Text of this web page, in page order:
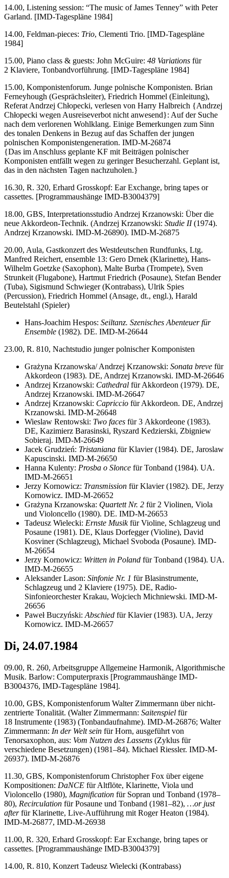
14.00, Listening session: “The music of James Tenney” with Peter
Garland. [IMD-Tagespläne 1984]
14.00, Feldman-pieces: Trio, Clementi Trio. [IMD-Tagespläne
1984]
15.00, Piano class & guests: John McGuire: 48 Variations für
2 Klaviere, Tonbandvorführung. [IMD-Tagespläne 1984]
15.00, Komponistenforum. Junge polnische Komponisten. Brian
Ferneyhough (Gesprächsleiter), Friedrich Hommel (Einleitung),
Referat Andrzej Chłopecki, verlesen von Harry Halbreich {Andrzej
Chłopecki wegen Ausreiseverbot nicht anwesend}: Auf der Suche
nach dem verlorenen Wohlklang. Einige Bemerkungen zum Sinn
des tonalen Denkens in Bezug auf das Schaffen der jungen
polnischen Komponistengeneration. IMD-M-26874
{Das im Anschluss geplante KF mit Beiträgen polnischer
Komponisten entfällt wegen zu geringer Besucherzahl. Geplant ist,
das in den nächsten Tagen nachzuholen.}
16.30, R. 320, Erhard Grosskopf: Ear Exchange, bring tapes or
cassettes. [Programmaushänge IMD-B3004379]
18.00, GBS, Interpretationsstudio Andrzej Krzanowski: Über die
neue Akkordeon-Technik. (Andrzej Krzanowski: Studie II(1974).
Andrzej Krzanowski. IMD-M-26890). IMD-M-26875
20.00, Aula, Gastkonzert des Westdeutschen Rundfunks, Ltg.
Manfred Reichert, ensemble 13: Gero Drnek (Klarinette), Hans-
Wilhelm Goetzke (Saxophon), Malte Burba (Trompete), Sven
Strunkeit (Flugabone), Hartmut Friedrich (Posaune), Stefan Bender
(Tuba), Sigismund Schwieger (Kontrabass), Ulrik Spies
(Percussion), Friedrich Hommel (Ansage, dt., engl.), Harald
Beutelstahl (Spieler)
Hans-Joachim Hespos: Seiltanz. Szenisches Abenteuer für
Ensemble (1982). DE. IMD-M-26644
23.00, R. 810, Nachtstudio junger polnischer Komponisten
Grażyna Krzanowska/ Andrzej Krzanowski: Sonata breve für
Akkordeon (1983). DE, Andrzej Krzanowski. IMD-M-26646
Andrzej Krzanowski: Cathedral für Akkordeon (1979). DE,
Andrzej Krzanowski. IMD-M-26647
Andrzej Krzanowski: Capriccio für Akkordeon. DE, Andrzej
Krzanowski. IMD-M-26648
Wieslaw Rentowski: Two faces für 3 Akkordeone (1983).
DE, Kazimierz Barasinski, Ryszard Kedzierski, Zbigniew
Sobieraj. IMD-M-26649
Jacek Grudzień: Tristaniana für Klavier (1984). DE, Jaroslaw
Kapuscinski. IMD-M-26650
Hanna Kulenty: Prosba o Slonce für Tonband (1984). UA.
IMD-M-26651
Jerzy Kornowicz: Transmission für Klavier (1982). DE, Jerzy
Kornowicz. IMD-M-26652
Grażyna Krzanowska: Quartett Nr. 2 für 2 Violinen, Viola
und Violoncello (1980). DE. IMD-M-26653
Tadeusz Wielecki: Ernste Musikfür Violine, Schlagzeug und
Posaune (1981). DE, Klaus Dorfegger (Violine), David
Kosviner (Schlagzeug), Michael Svoboda (Posaune). IMD-
M-26654
Jerzy Kornowicz: Written in Poland für Tonband (1984). UA.
IMD-M-26655
Aleksander Lason: Sinfonie Nr. 1 für Blasinstrumente,
Schlagzeug und 2 Klaviere (1975). DE, Radio-
Sinfonieorchester Krakau, Wojciech Michniewski. IMD-M-
26656
Paweł Buczyński: Abschied für Klavier (1983). UA, Jerzy
Kornowicz. IMD-M-26657
Di, 24.07.1984
09.00, R. 260, Arbeitsgruppe Allgemeine Harmonik, Algorithmische
Musik. Barlow: Computerpraxis [Programmaushänge IMD-
B3004376, IMD-Tagespläne 1984].
10.00, GBS, Komponistenforum Walter Zimmermann über nicht-
zentrierte Tonalität. (Walter Zimmermann: Saitenspiel für
18 Instrumente (1983) (Tonbandaufnahme). IMD-M-26876; Walter
Zimmermann: In der Welt sein für Horn, ausgeführt von
Tenorsaxophon, aus: Vom Nutzen des Lassens (Zyklus für
verschiedene Besetzungen) (1981–84). Michael Riessler. IMD-M-
26937). IMD-M-26876
11.30, GBS, Komponistenforum Christopher Fox über eigene
Kompositionen: DaNCE für Altflöte, Klarinette, Viola und
Violoncello (1980), Magnification für Sopran und Tonband (1978–
80), Recirculation für Posaune und Tonband (1981–82), …or just
afterfür Klarinette, Live-Aufführung mit Roger Heaton (1984).
IMD-M-26877, IMD-M-26938
11.00, R. 320, Erhard Grosskopf: Ear Exchange, bring tapes or
cassettes. [Programmaushänge IMD-B3004379]
14.00, R. 810, Konzert Tadeusz Wielecki (Kontrabass)